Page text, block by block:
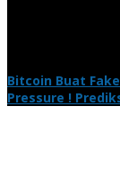
Bitcoin Buat
Pressure !